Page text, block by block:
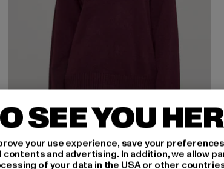
SEE YOU
your use experience, save your
and advertising. In addition, we allow
of your data in the USA or other